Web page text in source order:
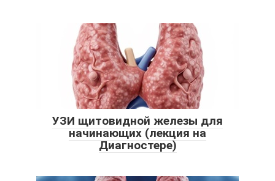
УЗИ щитовидной железы для
начинающих (лекция на
Диагностере)